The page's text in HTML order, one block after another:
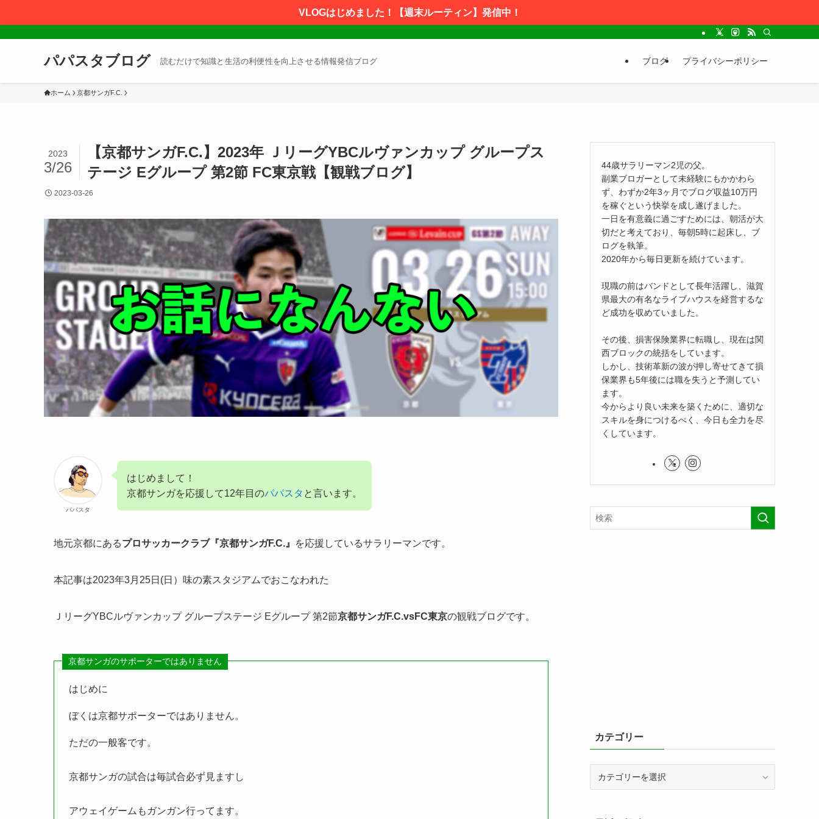
VLOGはじめました！【週末ルーティン】発信中！
パパスタブログ 読むだけで知識と生活の利便性を向上させる情報発信ブログ ブログ プライバシーポリシー
ホーム 京都サンガF.C.
【京都サンガF.C.】2023年 ＪリーグYBCルヴァンカップ グループス
テージ Eグループ 第2節 FC東京戦【観戦ブログ】
2023
3/26
2023-03-26
パパスタ
はじめまして！
京都サンガを応援して12年目のパパスタ と言います。
地元京都にあるプロサッカークラブ『京都サンガF.C.』 を応援しているサラリーマンです。
本記事は2023年3月25日(日）味の素スタジアムでおこなわれた
ＪリーグYBCルヴァンカップ グループステージ Eグループ 第2節京都サンガF.C.vsFC東京の観戦ブログです。
京都サンガのサポーターではありません
はじめに
ぼくは京都サポーターではありません。
ただの一般客です。
京都サンガの試合は毎試合必ず見ますし
アウェイゲームもガンガン行ってます。
44歳サラリーマン2児の父。
副業ブロガーとして未経験にもかかわら
ず、わずか2年3ヶ月でブログ収益10万円
を稼ぐという快挙を成し遂げました。
一日を有意義に過ごすためには、朝活が大
切だと考えており、毎朝5時に起床し、ブ
ログを執筆。
2020年から毎日更新を続けています。
現職の前はバンドとして長年活躍し、滋賀
県最大の有名なライブハウスを経営するな
ど成功を収めていました。
その後、損害保険業界に転職し、現在は関
西ブロックの統括をしています。
しかし、技術革新の波が押し寄せてきて損
保業界も5年後には職を失うと予測してい
ます。
今からより良い未来を築くために、適切な
スキルを身につけるべく、今日も全力を尽
くしています。
カテゴリー